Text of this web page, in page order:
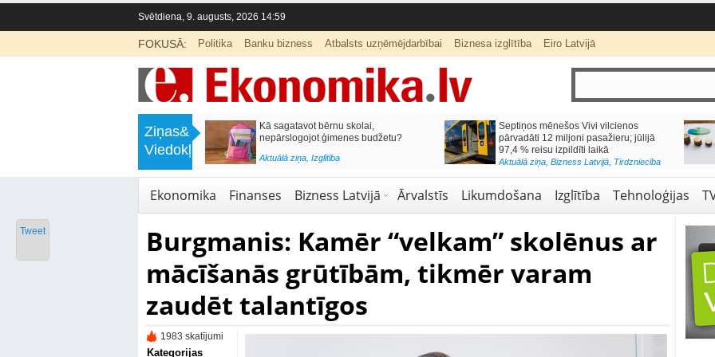
Svētdiena, 9. augusts, 2026 14:59
FOKUSĀ: Politika Banku bizness Atbalsts uzņēmējdarbībai Biznesa izglītība Eiro Latvijā
Ziņas&
Viedokļi
Labklājības ministrija rosina reformēt
un būtiski uzlabot vecāku pabalstu
Kā sagatavot bērnu skolai,
nepārslogojot ģimenes budžetu?
Aktuālā ziņa, Izglītība
Septiņos mēnešos Vivi vilcienos
pārvadāti 12 miljoni pasažieru; jūlijā
97,4 % reisu izpildīti laikā
Aktuālā ziņa, Bizness Latvijā, Tirdzniecība
Ekonomika Finanses Bizness Latvijā Ārvalstīs Likumdošana Izglītība Tehnoloģijas
Burgmanis: Kamēr “velkam” skolēnus ar
mācīšanās grūtībām, tikmēr varam
zaudēt talantīgos
1983 skatījumi
Kategorijas
Tweet